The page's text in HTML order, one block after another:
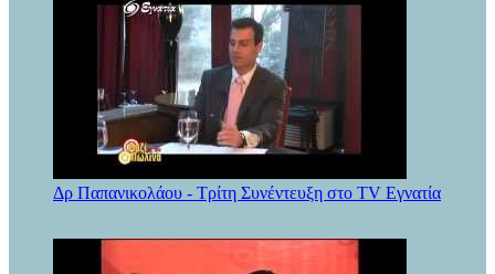
Δρ Παπανικολάου - Τρίτη Συνέντευξη στο TV Εγνατία